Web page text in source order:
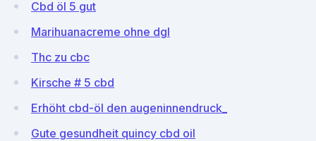
Cbd öl 5 gut
Marihuanacreme ohne dgl
Thc zu cbc
Kirsche # 5 cbd
Erhöht cbd-öl den augeninnendruck_
Gute gesundheit quincy cbd oil